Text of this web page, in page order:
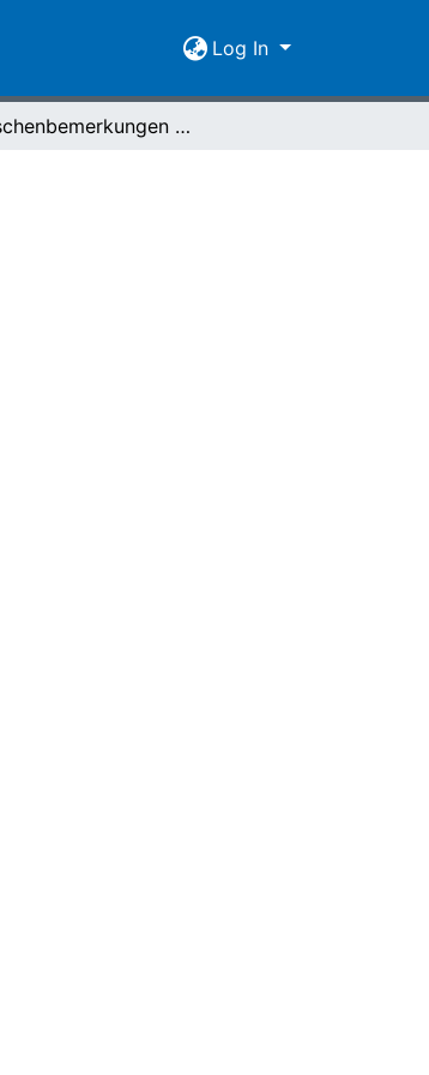
Log In
Zwischenbemerkungen zum Universitätsgesetz